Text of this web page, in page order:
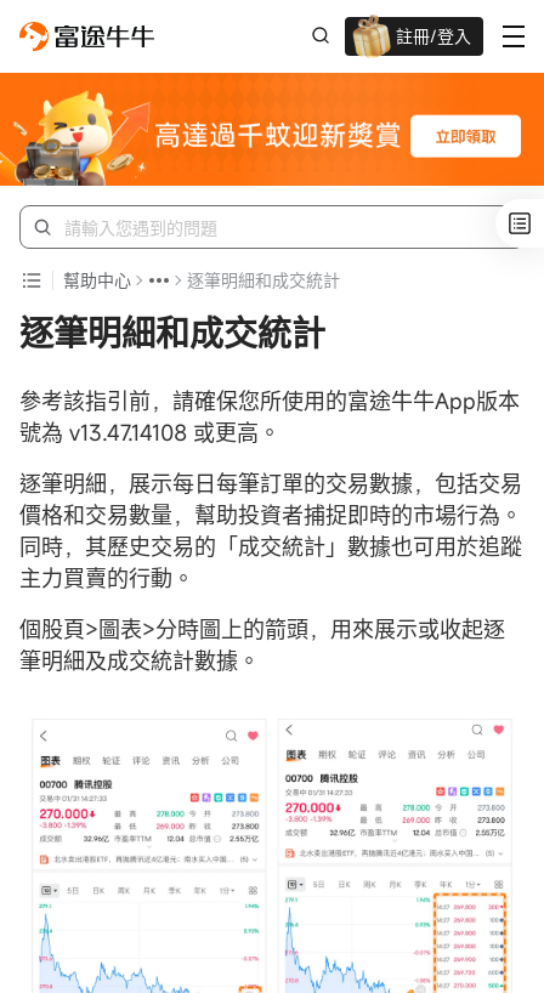
註冊/登入
幫助中心 逐筆明細和成交統計
逐筆明細和成交統計
參考該指引前，請確保您所使用的富途牛牛App版本
號為 v13.47.14108 或更高。
逐筆明細，展示每日每筆訂單的交易數據，包括交易
價格和交易數量，幫助投資者捕捉即時的市場行為。
同時，其歷史交易的「成交統計」數據也可用於追蹤
主力買賣的行動。
個股頁>圖表>分時圖上的箭頭，用來展示或收起逐
筆明細及成交統計數據。